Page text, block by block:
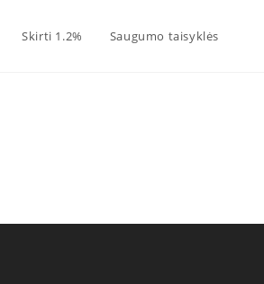
Skirti 1.2% Saugumo taisyklės